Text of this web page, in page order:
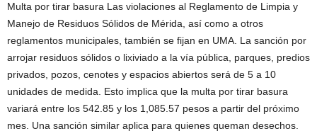
Multa por tirar basura Las violaciones al Reglamento de Limpia y
Manejo de Residuos Sólidos de Mérida, así como a otros
reglamentos municipales, también se fijan en UMA. La sanción por
arrojar residuos sólidos o lixiviado a la vía pública, parques, predios
privados, pozos, cenotes y espacios abiertos será de 5 a 10
unidades de medida. Esto implica que la multa por tirar basura
variará entre los 542.85 y los 1,085.57 pesos a partir del próximo
mes. Una sanción similar aplica para quienes queman desechos.